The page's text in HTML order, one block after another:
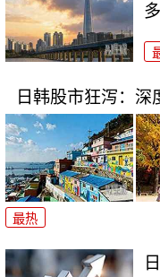
日韩股市狂泻：
最热